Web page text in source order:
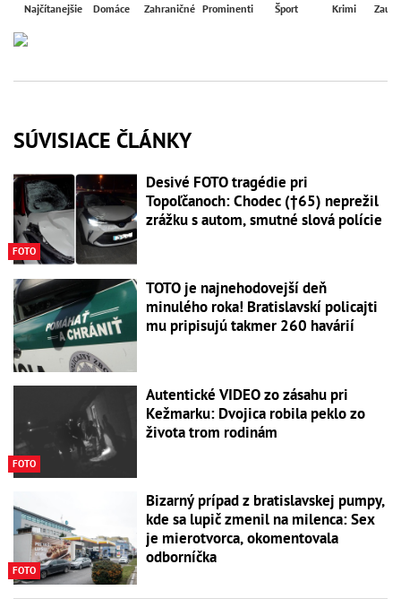
Najčítanejšie Domáce Zahraničné Prominenti Šport Krimi
SÚVISIACE ČLÁNKY
FOTO
Desivé FOTO tragédie pri
Topoľčanoch: Chodec (†65) neprežil
zrážku s autom, smutné slová polície
TOTO je najnehodovejší deň
minulého roka! Bratislavskí policajti
mu pripisujú takmer 260 havárií
FOTO
Autentické VIDEO zo zásahu pri
Kežmarku: Dvojica robila peklo zo
života trom rodinám
FOTO
Bizarný prípad z bratislavskej pumpy,
kde sa lupič zmenil na milenca: Sex
je mierotvorca, okomentovala
odborníčka